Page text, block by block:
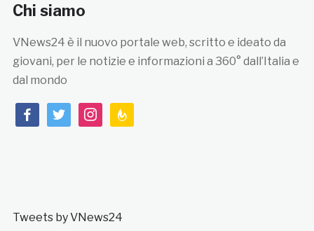
Chi siamo
VNews24 è il nuovo portale web, scritto e ideato da
giovani, per le notizie e informazioni a 360° dall’Italia e
dal mondo
facebooktwitterinstagramfeedburner
Tweets by VNews24